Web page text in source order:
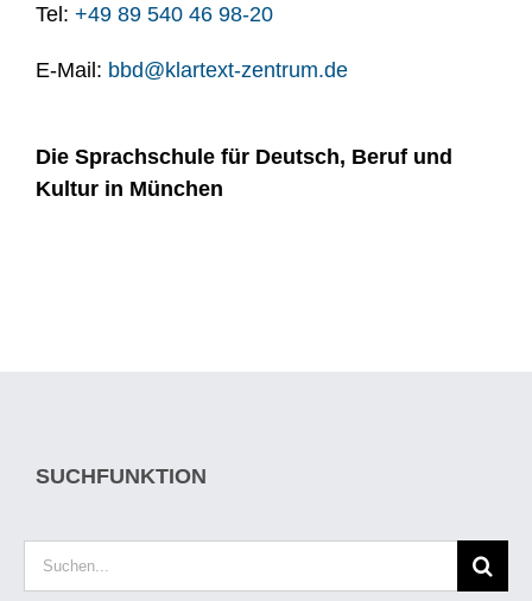
Tel: ‭ +49 89 540 46 98-20
E-Mail: bbd@klartext-zentrum.de
Die Sprachschule für Deutsch, Beruf und
Kultur in München
SUCHFUNKTION
Suche
nach: